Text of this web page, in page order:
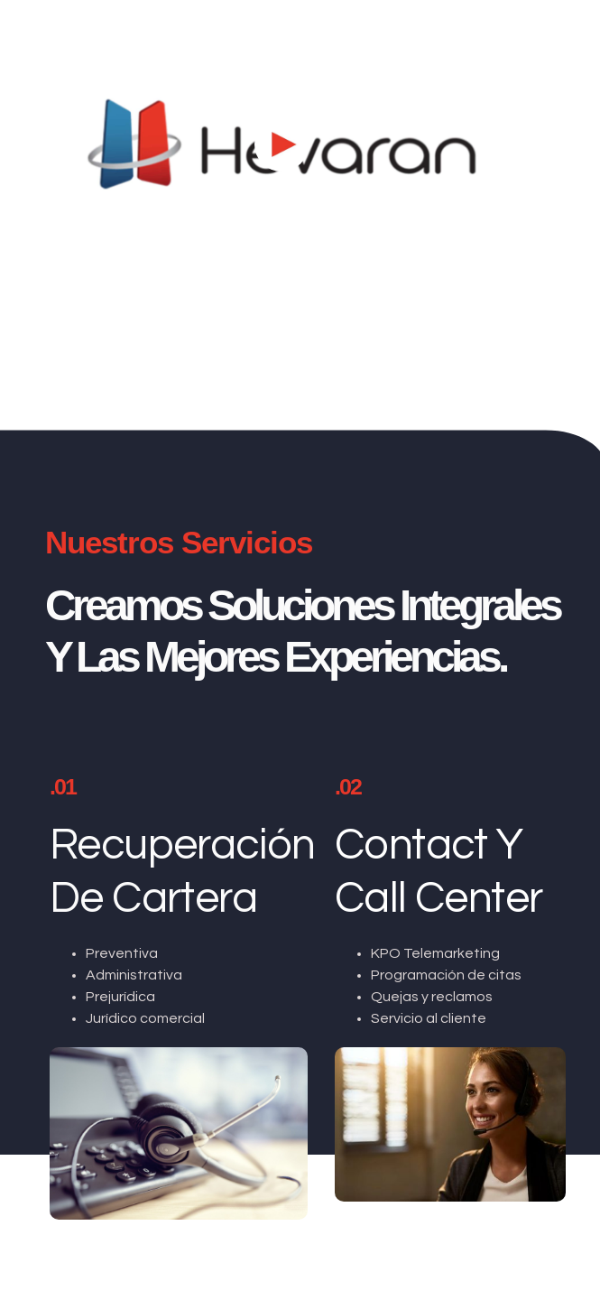
Nuestros Servicios
Creamos Soluciones Integrales
Y Las Mejores Experiencias.
.01
Recuperación
De Cartera
Preventiva
Administrativa
Prejurídica
Jurídico comercial
.02
Contact Y
Call Center
KPO Telemarketing
Programación de citas
Quejas y reclamos
Servicio al cliente